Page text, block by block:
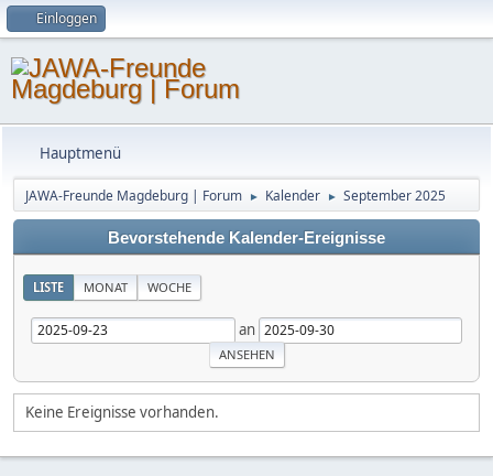
Einloggen
Hauptmenü
JAWA-Freunde Magdeburg | Forum ► Kalender ► September 2025
Bevorstehende Kalender-Ereignisse
LISTE MONAT WOCHE
an
Keine Ereignisse vorhanden.